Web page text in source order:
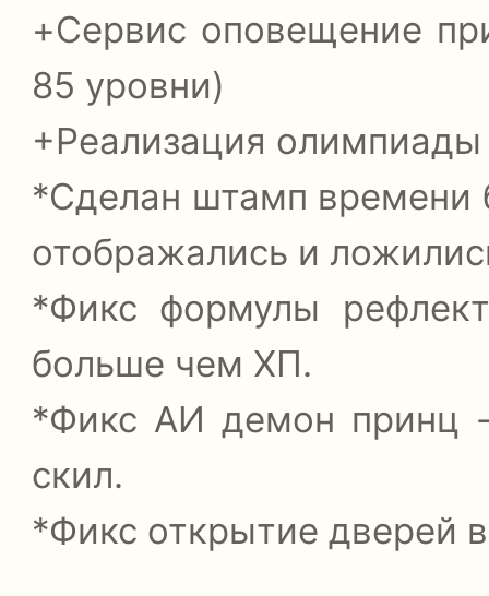
+Сервис оповещение
85 уровни)
+Реализация
*Сделан штамп времени
отображались и
*Фикс формулы
больше чем ХП.
*Фикс АИ демон принц -
скил.
*Фикс открытие дверей